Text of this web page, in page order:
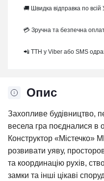
Опис
Захопливе будівництво,
весела гра поєдналися в
Конструктор «Містечко»
розвивати уяву,
та координацію рухів,
замки та інші цікаві
🚚 Швидка відправка по всій
💳 Зручна та безпечна
📲 ТТН у Viber або SMS